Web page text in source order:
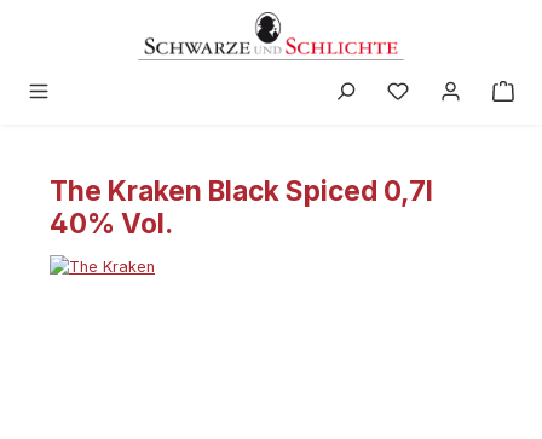
The Kraken Black Spiced 0,7l
40% Vol.